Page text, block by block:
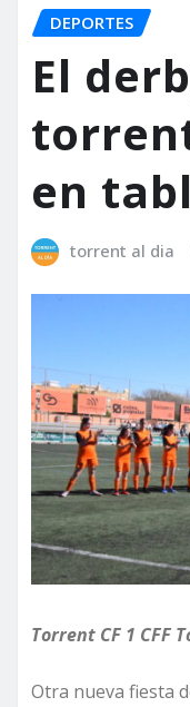
DEPORTES
El
en
torrent al dia
Torrent CF 1 CFF
Otra nueva fiesta